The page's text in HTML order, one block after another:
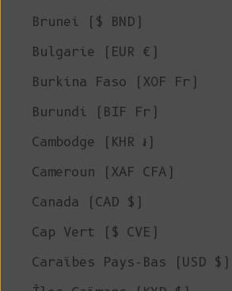
Brunei ($ BND)
Bulgarie (EUR €)
Burkina Faso (XOF Fr)
Burundi (BIF Fr)
Cambodge (KHR ៛)
Cameroun (XAF CFA)
Canada (CAD $)
Cap Vert ($ CVE)
Caraïbes Pays-Bas (USD $)